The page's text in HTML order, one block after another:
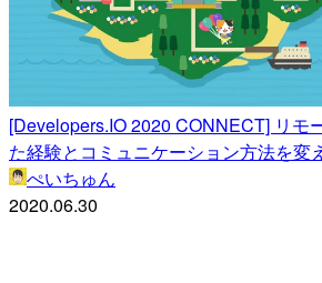
[Developers.IO 2020 CONNECT] リモ
た経験とコミュニケーション方法を変
ぺいちゅん
2020.06.30